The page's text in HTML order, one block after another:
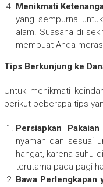
Menikmati
yang sempurna
alam. Suasana di
membuat Anda
Tips Berkunjung ke
Untuk menikmati
berikut beberapa tips
Persiapkan
nyaman dan sesuai
hangat, karena suhu
terutama pada pagi
Bawa Perlengkapan